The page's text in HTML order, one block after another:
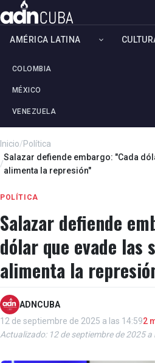
AMÉRICA LATINA
COLOMBIA
MÉXICO
VENEZUELA
Inicio/Política
/
Salazar defiende embargo: "Cada
alimenta la represión"
POLÍTICA
Salazar defiende
dólar que evade las
alimenta la
ADNCUBA
12 de septiembre de 2025 a las 14:592
Actualizado: 12 de septiembre de 2025 a